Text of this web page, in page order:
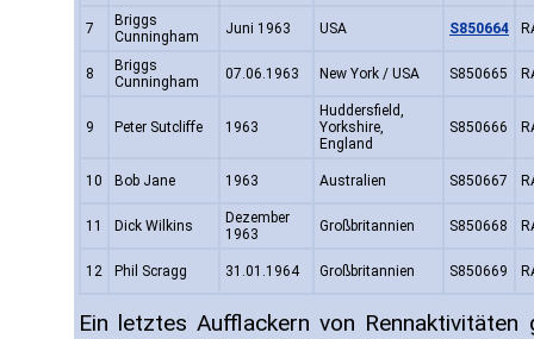
7
Briggs
Cunningham
Juni 1963 USA S850664
8
Briggs
Cunningham
07.06.1963 New York / USA S850665
9 Peter Sutcliffe 1963
Huddersfield,
Yorkshire,
England
S850666
10 Bob Jane 1963 Australien S850667
11 Dick Wilkins
Dezember
1963
Großbritannien S850668
12 Phil Scragg 31.01.1964 Großbritannien S850669
Ein letztes Aufflackern von